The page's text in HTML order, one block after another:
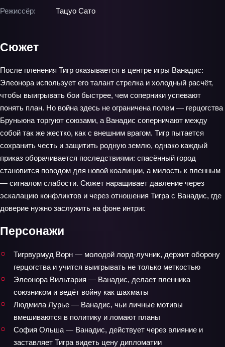
Режиссёр: Тацуо Сато
Сюжет
После пленения Тигр оказывается в центре игры Ванадис:
Элеонора использует его талант стрелка и холодный расчёт,
чтобы выигрывать бои быстрее, чем соперники успевают
понять план. Но война здесь не ограничена полем — герцогства
Бруньюна торгуют союзами, а Ванадис соперничают между
собой так же жестко, как с внешним врагом. Тигр пытается
сохранить честь и защитить родную землю, однако каждый
приказ оборачивается последствиями: спасённый город
становится поводом для новой коалиции, а милость к пленным
— сигналом слабости. Сюжет наращивает давление через
эскалацию конфликтов и через отношения Тигра с Ванадис, где
доверие нужно заслужить на фоне интриг.
Персонажи
Тигрвурмуд Ворн — молодой лорд‑лучник, держит оборону
герцогства и учится выигрывать не только меткостью
Элеонора Вильтария — Ванадис, делает пленника
союзником и ведёт войну как шахматы
Людмила Лурье — Ванадис, чьи личные мотивы
вмешиваются в политику и ломают планы
София Ольша — Ванадис, действует через влияние и
заставляет Тигра видеть цену дипломатии